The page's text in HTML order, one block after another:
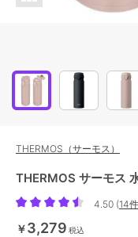
THERMOS（サーモス）
THERMOS サーモス
4.50 (14
￥3,279 税込